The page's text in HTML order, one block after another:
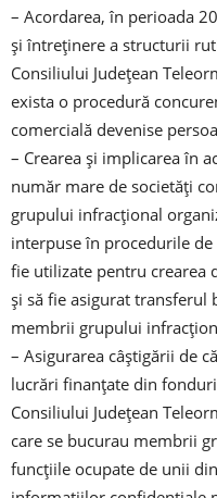
– Acordarea, în perioada
și întreținere a structurii
Consiliului Județean
exista o procedură
comercială devenise
– Crearea și implicarea în
număr mare de societăți
grupului infracțional
interpuse în procedurile
fie utilizate pentru crearea
și să fie asigurat
membrii grupului
– Asigurarea câștigării de
lucrări finanțate din
Consiliului Județean
care se bucurau membrii
funcțiile ocupate de unii